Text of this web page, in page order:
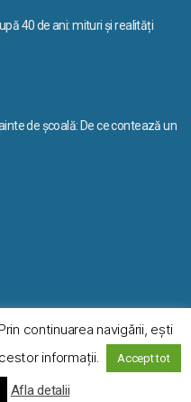
40 de ani: mituri și realități
de școală: De ce contează un
continuarea navigării, eşti
informaţii.
Accept tot
Afla detalii